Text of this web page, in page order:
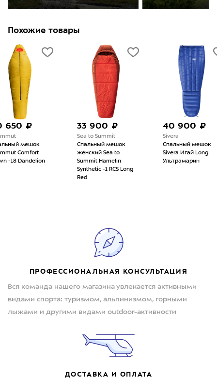
Похожие товары
Спальный мешок
женский Sea to
Summit Hamelin
Synthetic -1 RCS Long
40 900 ₽
Спальный мешок
Sivera Игай Long
Ультрамарин
ПРОФЕССИОНАЛЬНАЯ КОНСУЛЬТАЦИЯ
Вся команда нашего магазина увлекается активными
видами спорта: туризмом, альпинизмом, горными
лыжами и другими видами outdoor-активности
ДОСТАВКА И ОПЛАТА